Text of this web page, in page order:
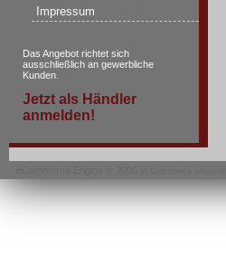
Impressum
Das Angebot richtet sich
ausschließlich an gewerbliche
Kunden.
Jetzt als Händler
anmelden!